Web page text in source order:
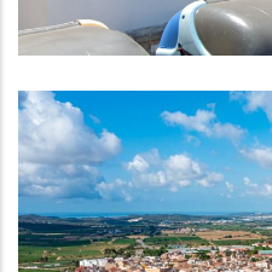
El Baix
D'un Centenar
L'avantprojecte